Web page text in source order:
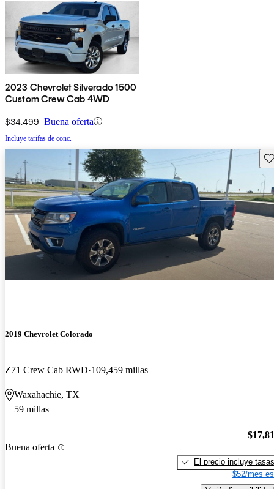
2023 Chevrolet Silverado 1500
Custom Crew Cab 4WD
$34,499 Buena oferta
Incluye tarifas de conc.
2019 Chevrolet Colorado
Z71 Crew Cab RWD 109,459 millas
Waxahachie, TX
59 millas
Buena oferta
El precio incluye tasas
$52/mes